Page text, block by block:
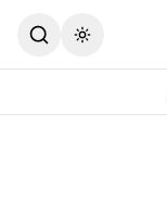
Toggle theme